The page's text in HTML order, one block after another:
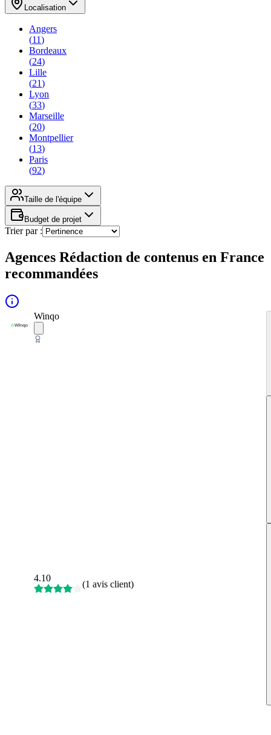
Localisation
Angers
(11)
Bordeaux
(24)
Lille
(21)
Lyon
(33)
Marseille
(20)
Montpellier
(13)
Paris
(92)
Taille de l'équipe
Budget de projet
Trier par :
Agences Rédaction de contenus en France
recommandées
Winqo
4.10
(1 avis client)